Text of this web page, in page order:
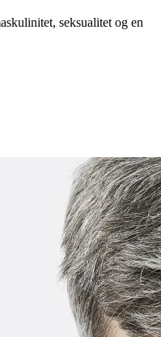
seksualitet og en